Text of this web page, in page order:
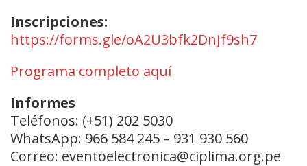
Inscripciones:
https://forms.gle/oA2U3bfk2DnJf9sh7
Programa completo aquí
Informes
Teléfonos: (+51) 202 5030
WhatsApp: 966 584 245 – 931 930 560
Correo: eventoelectronica@ciplima.org.pe